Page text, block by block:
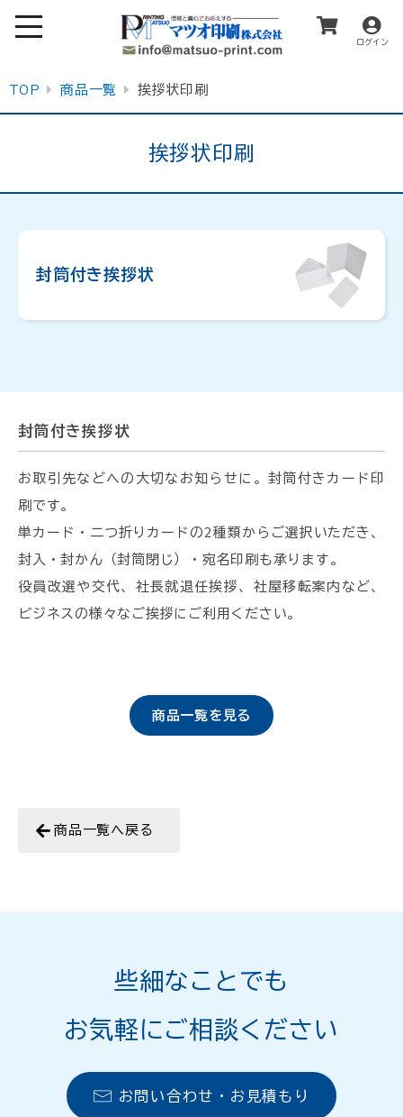
ログイン
TOP 商品一覧 挨拶状印刷
挨拶状印刷
封筒付き挨拶状
封筒付き挨拶状
お取引先などへの大切なお知らせに。封筒付きカード印
刷です。
単カード・二つ折りカードの2種類からご選択いただき、
封入・封かん（封筒閉じ）・宛名印刷も承ります。
役員改選や交代、社長就退任挨拶、社屋移転案内など、
ビジネスの様々なご挨拶にご利用ください。
商品一覧を見る
商品一覧へ戻る
些細なことでも
お気軽にご相談ください
お問い合わせ・お見積もり